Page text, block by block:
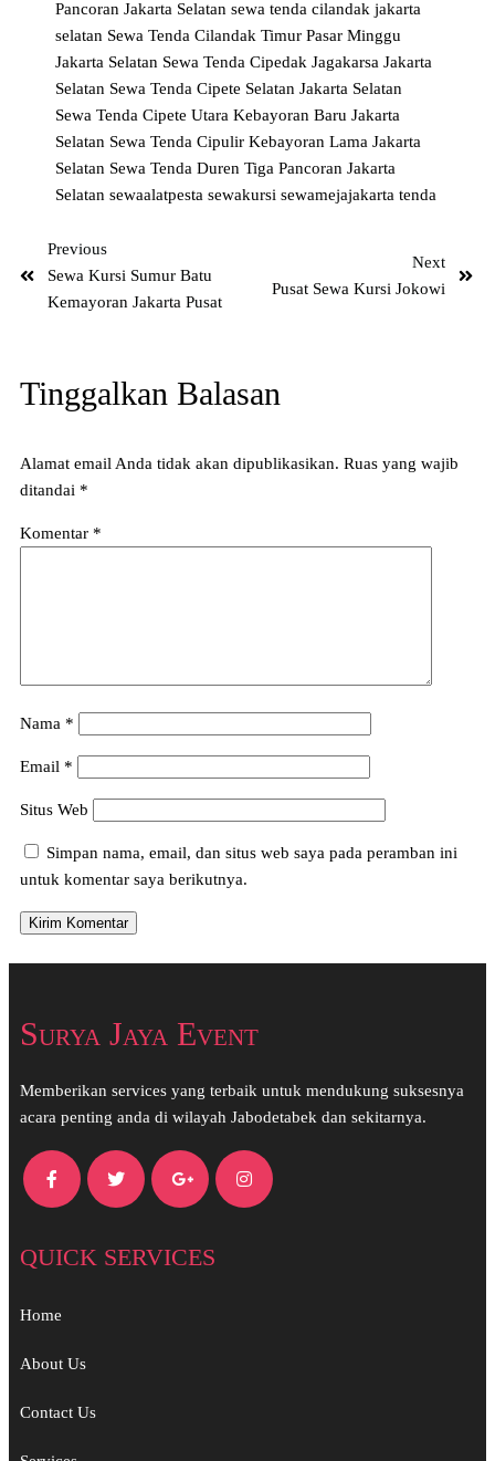
Pancoran Jakarta Selatansewa tenda cilandak jakarta
selatan Sewa Tenda Cilandak Timur Pasar Minggu
Jakarta Selatan Sewa Tenda Cipedak Jagakarsa Jakarta
Selatan Sewa Tenda Cipete Selatan Jakarta Selatan
Sewa Tenda Cipete Utara Kebayoran Baru Jakarta
Selatan Sewa Tenda Cipulir Kebayoran Lama Jakarta
Selatan Sewa Tenda Duren Tiga Pancoran Jakarta
Selatansewaalatpestasewakursisewamejajakartatenda
Previous
Sewa Kursi Sumur Batu
Kemayoran Jakarta Pusat
Next
Pusat Sewa Kursi Jokowi
Tinggalkan Balasan
Alamat email Anda tidak akan dipublikasikan. Ruas yang wajib
ditandai *
Komentar *
Nama *
Email *
Situs Web
Simpan nama, email, dan situs web saya pada peramban ini
untuk komentar saya berikutnya.
Surya Jaya Event
Memberikan services yang terbaik untuk mendukung suksesnya
acara penting anda di wilayah Jabodetabek dan sekitarnya.
QUICK SERVICES
Home
About Us
Contact Us